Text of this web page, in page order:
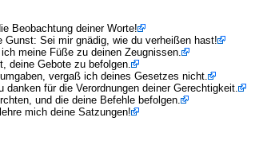
Beobachtung deiner Worte!
Gunst: Sei mir gnädig, wie du verheißen hast!
meine Füße zu deinen Zeugnissen.
deine Gebote zu befolgen.
vergaß ich deines Gesetzes nicht.
für die Verordnungen deiner Gerechtigkeit.
und die deine Befehle befolgen.
mich deine Satzungen!